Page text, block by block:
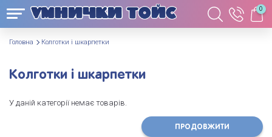
0
Головна Колготки і шкарпетки
Колготки і шкарпетки
У даній категорії немає товарів.
ПРОДОВЖИТИ